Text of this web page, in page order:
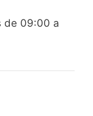
de 09:00 a